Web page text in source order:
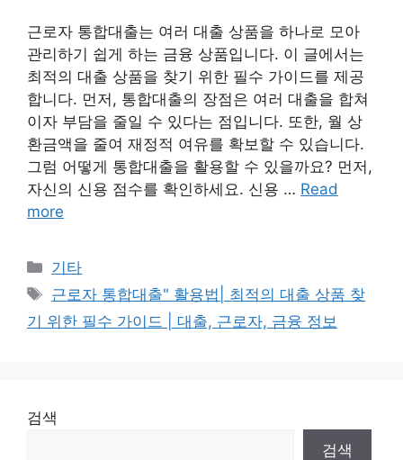
근로자 통합대출는 여러 대출 상품을 하나로 모아
관리하기 쉽게 하는 금융 상품입니다. 이 글에서는
최적의 대출 상품을 찾기 위한 필수 가이드를 제공
합니다. 먼저, 통합대출의 장점은 여러 대출을 합쳐
이자 부담을 줄일 수 있다는 점입니다. 또한, 월 상
환금액을 줄여 재정적 여유를 확보할 수 있습니다.
그럼 어떻게 통합대출을 활용할 수 있을까요? 먼저,
자신의 신용 점수를 확인하세요. 신용 … Read
more
Categories
기타
Tags
근로자 통합대출" 활용법| 최적의 대출 상품 찾
기 위한 필수 가이드 | 대출, 근로자, 금융 정보
검색
검색